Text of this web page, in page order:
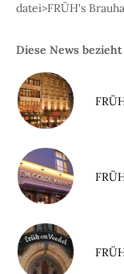
datei>FRÜH's
Diese News